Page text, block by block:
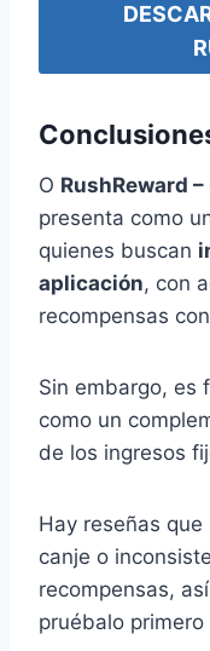
O RushReward
presenta como
quienes buscan
aplicación, con
recompensas
Sin embargo, es
como un
de los ingresos
Hay reseñas
canje o
recompensas,
pruébalo